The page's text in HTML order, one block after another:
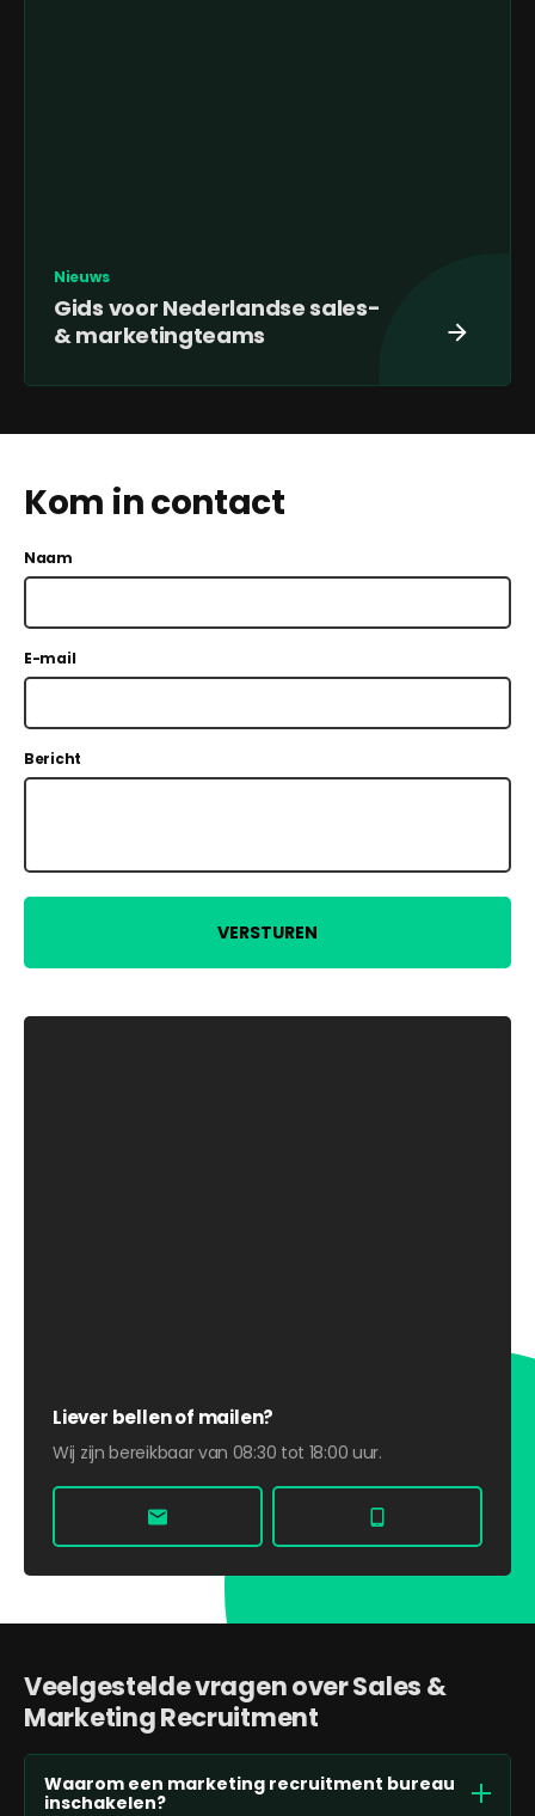
Nieuws
Gids voor Nederlandse sales-
& marketingteams
Kom in contact
Naam
E-mail
Bericht
VERSTUREN
Liever bellen of mailen?
Wij zijn bereikbaar van 08:30 tot 18:00 uur.
Veelgestelde vragen over Sales &
Marketing Recruitment
Waarom een marketing recruitment bureau
inschakelen?